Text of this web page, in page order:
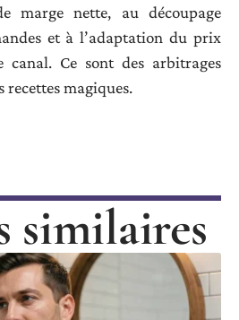
marge nette, au découpage
et à l’adaptation du prix
canal. Ce sont des arbitrages
recettes magiques.
similaires